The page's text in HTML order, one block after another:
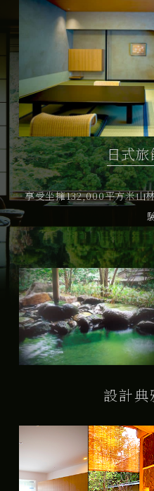
日式
享受坐擁132,000平方米山
設計典